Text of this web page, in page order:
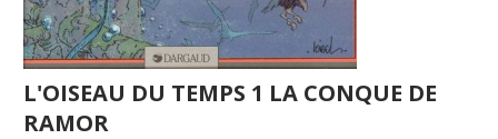
L'OISEAU DU TEMPS 1 LA CONQUE DE
RAMOR